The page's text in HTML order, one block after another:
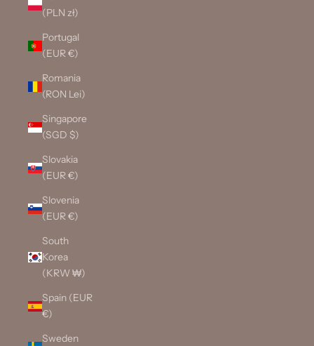
(PLN zł)
Portugal
(EUR €)
Romania
(RON Lei)
Singapore
(SGD $)
Slovakia
(EUR €)
Slovenia
(EUR €)
South
Korea
(KRW ₩)
Spain (EUR
€)
Sweden